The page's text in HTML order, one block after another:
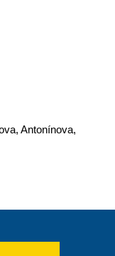
Antonínova,